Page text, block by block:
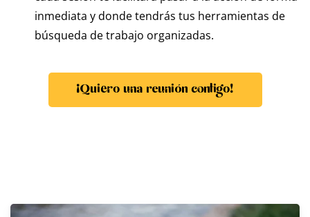
inmediata y donde tendrás tus herramientas de
búsqueda de trabajo organizadas.
¡Quiero una reunión contigo!